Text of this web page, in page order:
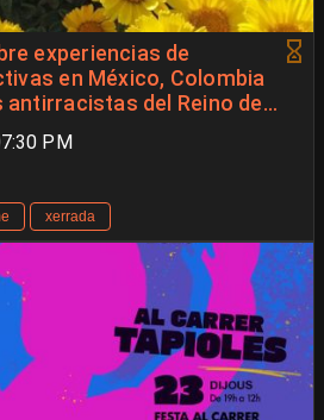
experiencias de
en México, Colombia
del Reino de
PM
xerrada